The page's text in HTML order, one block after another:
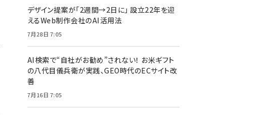
デザイン提案が「2週間→2日に」 設立22年を迎
えるWeb制作会社のAI活用法
7月28日 7:05
AI検索で“自社がお勧め”されない！ お米ギフト
の八代目儀兵衛が実践、GEO時代のECサイト改
善
7月16日 7:05